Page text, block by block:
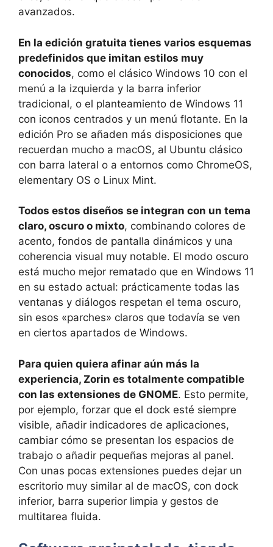
avanzados.
En la edición gratuita tienes varios esquemas
predefinidos que imitan estilos muy
conocidos, como el clásico Windows 10 con el
menú a la izquierda y la barra inferior
tradicional, o el planteamiento de Windows 11
con iconos centrados y un menú flotante. En la
edición Pro se añaden más disposiciones que
recuerdan mucho a macOS, al Ubuntu clásico
con barra lateral o a entornos como ChromeOS,
elementary OS o Linux Mint.
Todos estos diseños se integran con un tema
claro, oscuro o mixto, combinando colores de
acento, fondos de pantalla dinámicos y una
coherencia visual muy notable. El modo oscuro
está mucho mejor rematado que en Windows 11
en su estado actual: prácticamente todas las
ventanas y diálogos respetan el tema oscuro,
sin esos «parches» claros que todavía se ven
en ciertos apartados de Windows.
Para quien quiera afinar aún más la
experiencia, Zorin es totalmente compatible
con las extensiones de GNOME. Esto permite,
por ejemplo, forzar que el dock esté siempre
visible, añadir indicadores de aplicaciones,
cambiar cómo se presentan los espacios de
trabajo o añadir pequeñas mejoras al panel.
Con unas pocas extensiones puedes dejar un
escritorio muy similar al de macOS, con dock
inferior, barra superior limpia y gestos de
multitarea fluida.